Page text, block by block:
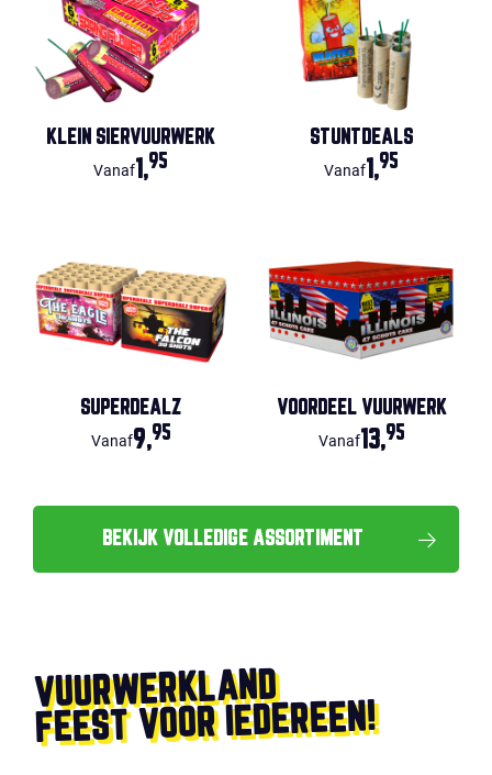
KLEIN SIERVUURWERK
Vanaf1,95
STUNTDEALS
Vanaf1,95
SUPERDEALZ
Vanaf9,95
VOORDEEL VUURWERK
Vanaf13,95
BEKIJK VOLLEDIGE ASSORTIMENT
VUURWERKLAND
FEEST VOOR IEDEREEN!